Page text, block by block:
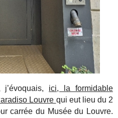
ici, la formidable
Louvre qui eut lieu du 2
carrée du Musée du Louvre.